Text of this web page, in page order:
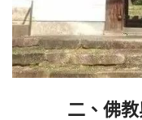
二、佛